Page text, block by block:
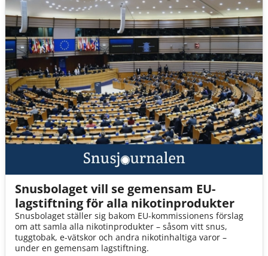
Snusbolaget vill se gemensam EU-
lagstiftning för alla nikotinprodukter
Snusbolaget ställer sig bakom EU-kommissionens förslag
om att samla alla nikotinprodukter – såsom vitt snus,
tuggtobak, e-vätskor och andra nikotinhaltiga varor –
under en gemensam lagstiftning.